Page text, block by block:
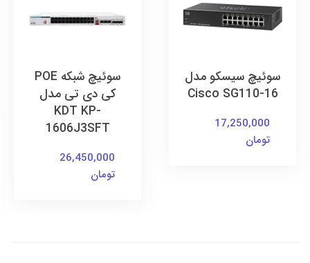
سوئیچ سیسکو مدل
Cisco SG110-16
17,250,000
تومان
سوئیچ شبکه POE
کی دی تی مدل
KDT KP-
1606J3SFT
26,450,000
تومان